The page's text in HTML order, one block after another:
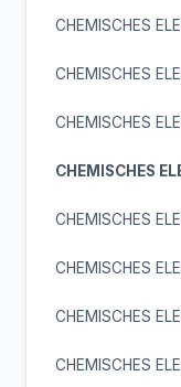
CHEMISCHES
CHEMISCHES
CHEMISCHES
CHEMISCHES
CHEMISCHES
CHEMISCHES
CHEMISCHES
CHEMISCHES